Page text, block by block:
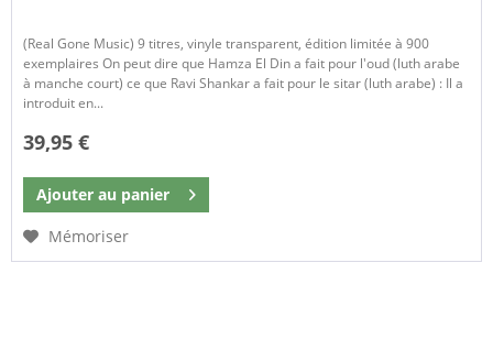
(Real Gone Music) 9 titres, vinyle transparent, édition limitée à 900
exemplaires On peut dire que Hamza El Din a fait pour l'oud (luth arabe
à manche court) ce que Ravi Shankar a fait pour le sitar (luth arabe) : Il a
introduit en...
39,95 €
Ajouter au panier
Mémoriser